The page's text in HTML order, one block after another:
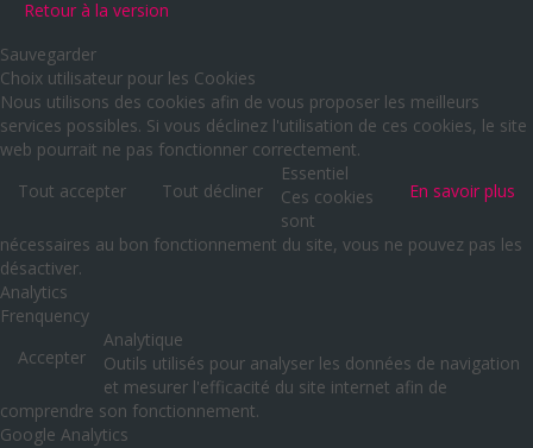
Retour à la version
Sauvegarder
Choix utilisateur pour les Cookies
Nous utilisons des cookies afin de vous proposer les meilleurs
services possibles. Si vous déclinez l'utilisation de ces cookies, le site
web pourrait ne pas fonctionner correctement.
Tout accepter
Tout décliner En savoir plus
Essentiel
Ces cookies
sont
nécessaires au bon fonctionnement du site, vous ne pouvez pas les
désactiver.
Analytics
Frenquency
Accepter
Analytique
Outils utilisés pour analyser les données de navigation
et mesurer l'efficacité du site internet afin de
comprendre son fonctionnement.
Google Analytics